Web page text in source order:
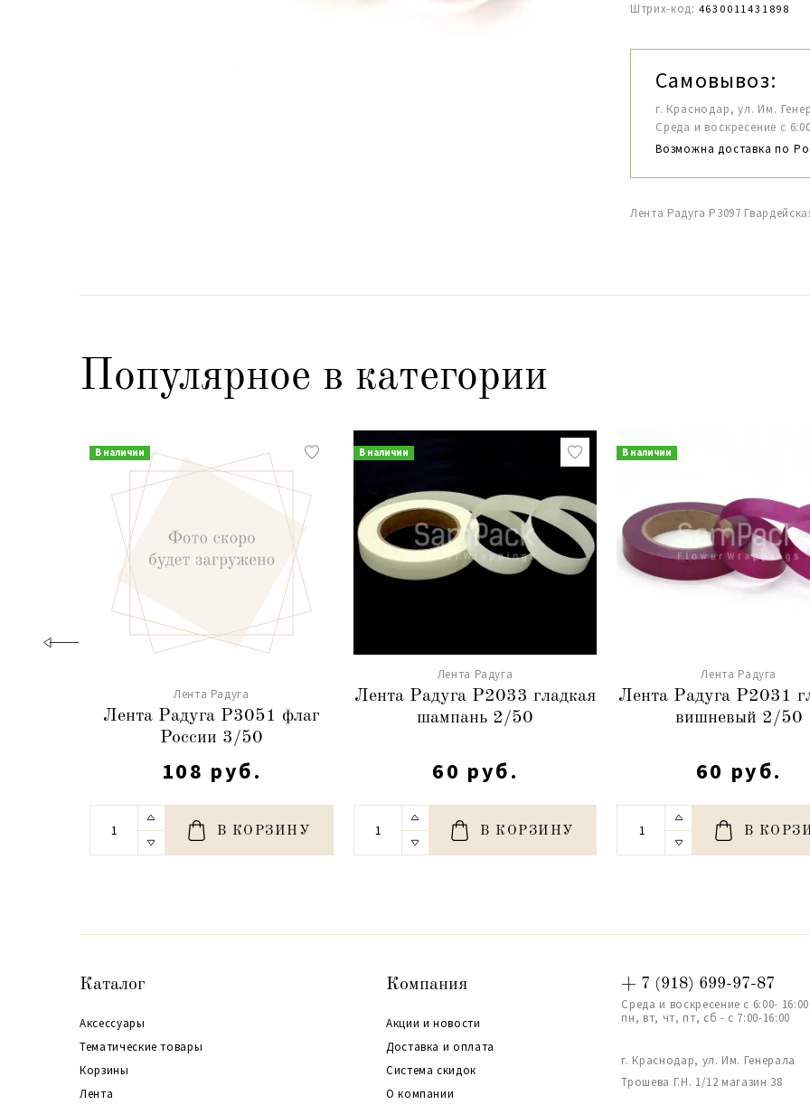
Штрих-код: 4630011431898
Самовывоз:
г. Краснодар, ул. Им.
Среда и воскресение с
Возможна доставка по
Лента Радуга Р3097
Популярное в категории
В наличии
Лента Радуга
Лента Радуга Р3051 флаг
России 3/50
108 руб.
В КОРЗИНУ
В наличии
Лента Радуга
Лента Радуга Р2033 гладкая
шампань 2/50
60 руб.
В КОРЗИНУ
В наличии
Лента Радуга
Лента Радуга Р2031
вишневый 2/50
60 руб.
В
Каталог
Аксессуары
Тематические товары
Корзины
Лента
Компания
Акции и новости
Доставка и оплата
Система скидок
О компании
+ 7 (918) 699-97-87
Среда и воскресение с 6:00-
пн, вт, чт, пт, сб - с 7:00-16:00
г. Краснодар, ул. Им. Генерала
Трошева Г.Н. 1/12 магазин 38